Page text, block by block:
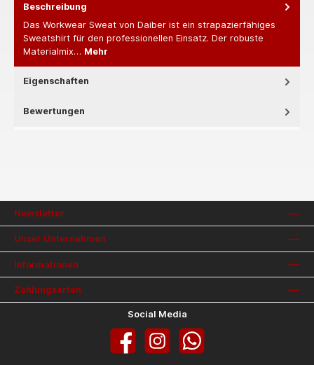
Beschreibung
Das Workwear Sweat von Daiber ist ein strapazierfähiges
Sweatshirt für den professionellen Einsatz. Der robuste
Materialmix… Mehr
Eigenschaften
Bewertungen
Newsletter
Unser Unternehmen
Informationen
Zahlungsarten
Social Media
Facebook InstagramWhatsApp